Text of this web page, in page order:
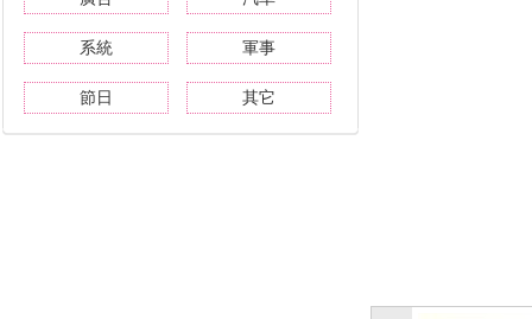
系統 軍事
節日 其它